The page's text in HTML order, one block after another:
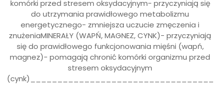
komórki przed stresem oksydacyjnym- przyczyniają się
do utrzymania prawidłowego metabolizmu
energetycznego- zmniejsza uczucie zmęczenia i
znużeniaMINERAŁY (WAPŃ, MAGNEZ, CYNK)- przyczyniają
się do prawidłowego funkcjonowania mięśni (wapń,
magnez)- pomagają chronić komórki organizmu przed
stresem oksydacyjnym
(cynk)__________________________________